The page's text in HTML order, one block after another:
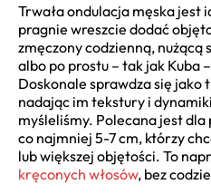
Trwała ondulacja męska jest
pragnie wreszcie dodać
zmęczony codzienną, nużącą
albo po prostu – tak jak Kuba
Doskonale sprawdza się jako
nadając im tekstury i
myśleliśmy. Polecana jest dla
co najmniej 5-7 cm, którzy
lub większej objętości. To
kręconych włosów, bez